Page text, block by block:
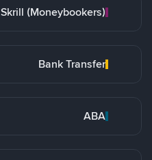
Skrill (Moneybookers)
Bank Transfer
ABA